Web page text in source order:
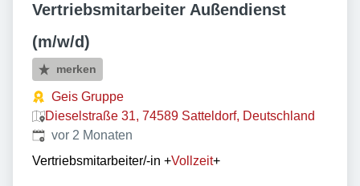
Vertriebsmitarbeiter Außendienst
(m/w/d)
merken
Geis Gruppe
Dieselstraße 31, 74589 Satteldorf, Deutschland
Veröffentlicht:
vor 2 Monaten
Vertriebsmitarbeiter/-in +Vollzeit+